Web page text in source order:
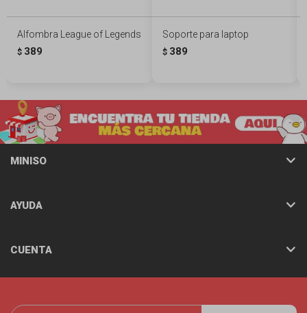
Alfombra League of Legends
$ 389
Soporte para laptop
$ 389
MINISO
AYUDA
CUENTA